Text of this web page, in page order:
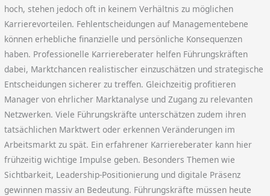
hoch, stehen jedoch oft in keinem Verhältnis zu möglichen
Karrierevorteilen. Fehlentscheidungen auf Managementebene
können erhebliche finanzielle und persönliche Konsequenzen
haben. Professionelle Karriereberater helfen Führungskräften
dabei, Marktchancen realistischer einzuschätzen und strategische
Entscheidungen sicherer zu treffen. Gleichzeitig profitieren
Manager von ehrlicher Marktanalyse und Zugang zu relevanten
Netzwerken. Viele Führungskräfte unterschätzen zudem ihren
tatsächlichen Marktwert oder erkennen Veränderungen im
Arbeitsmarkt zu spät. Ein erfahrener Karriereberater kann hier
frühzeitig wichtige Impulse geben. Besonders Themen wie
Sichtbarkeit, Leadership-Positionierung und digitale Präsenz
gewinnen massiv an Bedeutung. Führungskräfte müssen heute